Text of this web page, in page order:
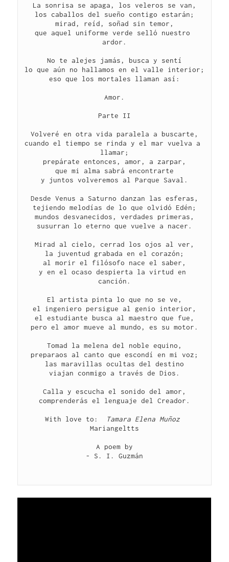
La sonrisa se apaga, los veleros se van,
los caballos del sueño contigo estarán;
mirad, reíd, soñad sin temor,
que aquel uniforme verde selló nuestro
ardor.
No te alejes jamás, busca y sentí
lo que aún no hallamos en el valle interior;
eso que los mortales llaman así:
Amor.
Parte II
Volveré en otra vida paralela a buscarte,
cuando el tiempo se rinda y el mar vuelva a
llamar;
prepárate entonces, amor, a zarpar,
que mi alma sabrá encontrarte
y juntos volveremos al Parque Saval.
Desde Venus a Saturno danzan las esferas,
tejiendo melodías de lo que olvidó Edén;
mundos desvanecidos, verdades primeras,
susurran lo eterno que vuelve a nacer.
Mirad al cielo, cerrad los ojos al ver,
la juventud grabada en el corazón;
al morir el filósofo nace el saber,
y en el ocaso despierta la virtud en
canción.
El artista pinta lo que no se ve,
el ingeniero persigue al genio interior,
el estudiante busca al maestro que fue,
pero el amor mueve al mundo, es su motor.
Tomad la melena del noble equino,
preparaos al canto que escondí en mi voz;
las maravillas ocultas del destino
viajan conmigo a través de Dios.
Calla y escucha el sonido del amor,
comprenderás el lenguaje del Creador.
With love to:
Tamara Elena Muñoz
Mariangeltts
A poem by
- S. I. Guzmán